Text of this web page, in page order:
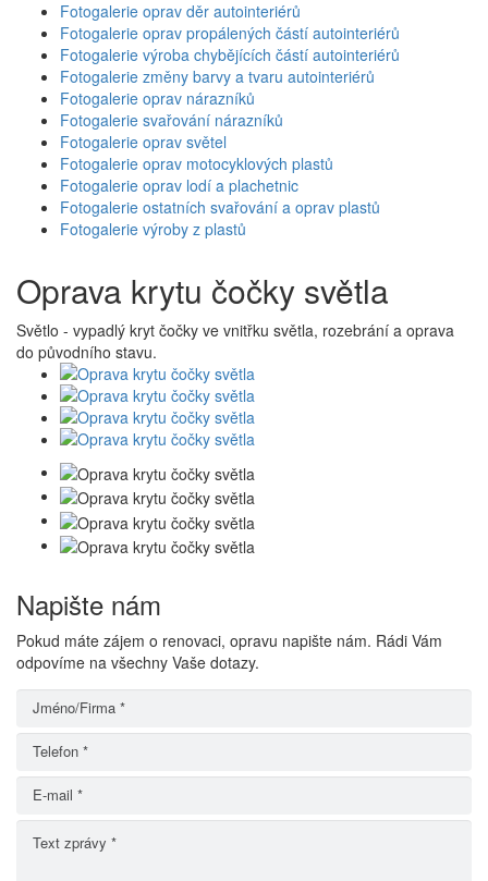
Fotogalerie oprav děr autointeriérů
Fotogalerie oprav propálených částí autointeriérů
Fotogalerie výroba chybějících částí autointeriérů
Fotogalerie změny barvy a tvaru autointeriérů
Fotogalerie oprav nárazníků
Fotogalerie svařování nárazníků
Fotogalerie oprav světel
Fotogalerie oprav motocyklových plastů
Fotogalerie oprav lodí a plachetnic
Fotogalerie ostatních svařování a oprav plastů
Fotogalerie výroby z plastů
Oprava krytu čočky světla
Světlo - vypadlý kryt čočky ve vnitřku světla, rozebrání a oprava
do původního stavu.
Napište nám
Pokud máte zájem o renovaci, opravu napište nám. Rádi Vám
odpovíme na všechny Vaše dotazy.